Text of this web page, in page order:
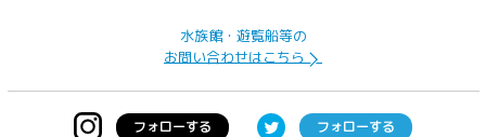
水族館・遊覧船等の
お問い合わせはこちら
フォローする フォローする